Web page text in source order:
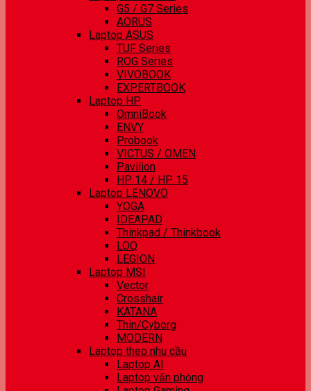
G5 / G7 Series
AORUS
Laptop ASUS
TUF Series
ROG Series
VIVOBOOK
EXPERTBOOK
Laptop HP
OmniBook
ENVY
Probook
VICTUS / OMEN
Pavilion
HP 14 / HP 15
Laptop LENOVO
YOGA
IDEAPAD
Thinkpad / Thinkbook
LOQ
LEGION
Laptop MSI
Vector
Crosshair
KATANA
Thin/Cyborg
MODERN
Laptop theo nhu cầu
Laptop AI
Laptop văn phòng